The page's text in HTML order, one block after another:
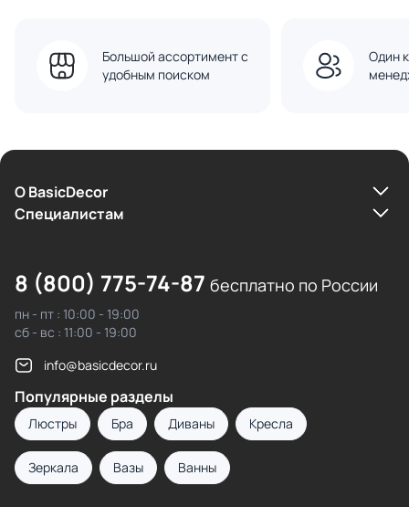
Большой ассортимент с
удобным поиском
Один
О BasicDecor
Cпециалистам
8 (800) 775-74-87 бесплатно по России
пн - пт : 10:00 - 19:00
сб - вс : 11:00 - 19:00
info@basicdecor.ru
Популярные разделы
Люстры Бра Диваны Кресла
Зеркала Вазы Ванны